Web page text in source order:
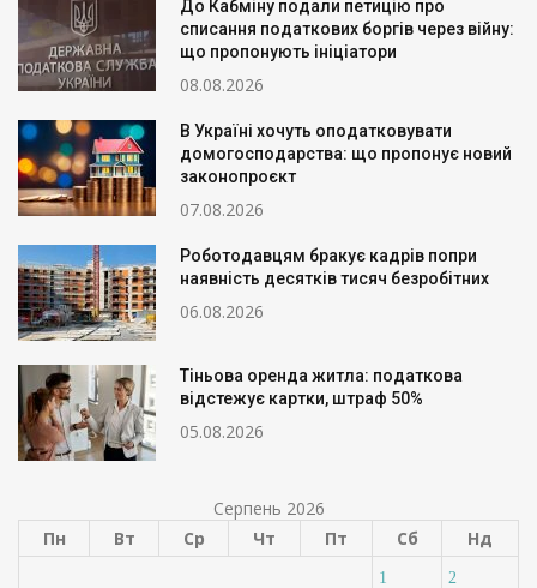
До Кабміну подали петицію про
списання податкових боргів через війну:
що пропонують ініціатори
08.08.2026
В Україні хочуть оподатковувати
домогосподарства: що пропонує новий
законопроєкт
07.08.2026
Роботодавцям бракує кадрів попри
наявність десятків тисяч безробітних
06.08.2026
Тіньова оренда житла: податкова
відстежує картки, штраф 50%
05.08.2026
Серпень 2026
Пн
Вт Ср Чт Пт Сб Нд
1 2